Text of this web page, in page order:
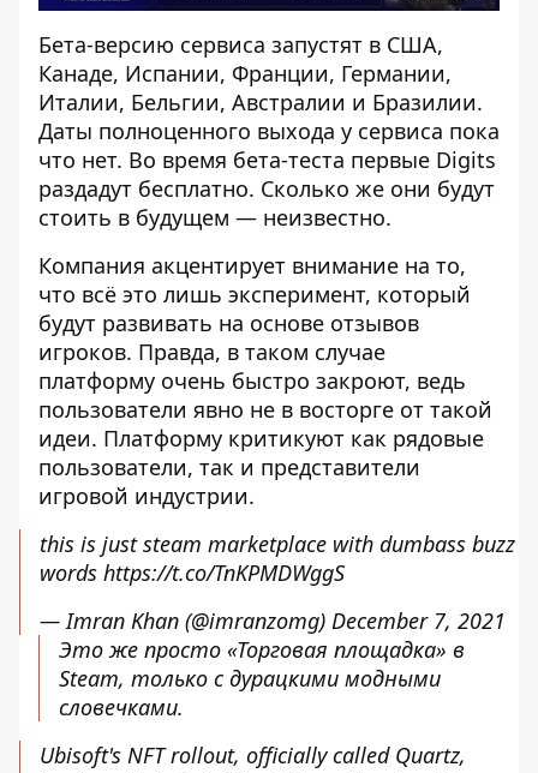
Бета-версию сервиса запустят в США,
Канаде, Испании, Франции, Германии,
Италии, Бельгии, Австралии и Бразилии.
Даты полноценного выхода у сервиса пока
что нет. Во время бета-теста первые Digits
раздадут бесплатно. Сколько же они будут
стоить в будущем — неизвестно.
Компания акцентирует внимание на то,
что всё это лишь эксперимент, который
будут развивать на основе отзывов
игроков. Правда, в таком случае
платформу очень быстро закроют, ведь
пользователи явно не в восторге от такой
идеи. Платформу критикуют как рядовые
пользователи, так и представители
игровой индустрии.
this is just steam marketplace with dumbass buzz
words https://t.co/TnKPMDWggS
— Imran Khan (@imranzomg) December 7, 2021
Это же просто «Торговая площадка» в
Steam, только с дурацкими модными
словечками.
Ubisoft's NFT rollout, officially called Quartz,